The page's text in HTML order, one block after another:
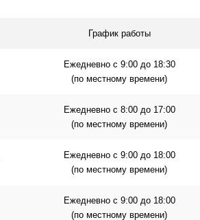
График работы
Ежедневно с 9:00 до 18:30
(по местному времени)
Ежедневно с 8:00 до 17:00
(по местному времени)
Ежедневно с 9:00 до 18:00
(по местному времени)
Ежедневно с 9:00 до 18:00
(по местному времени)